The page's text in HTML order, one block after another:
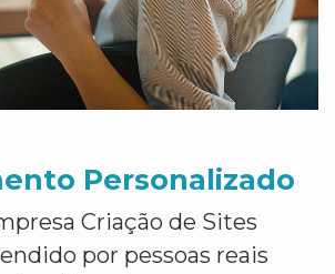
Personalizado
Criação de Sites
por pessoas reais